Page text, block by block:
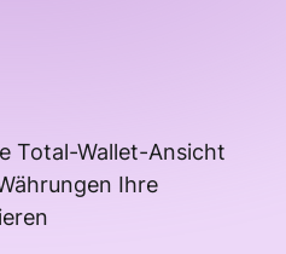
Total-Wallet-Ansicht
Ihre